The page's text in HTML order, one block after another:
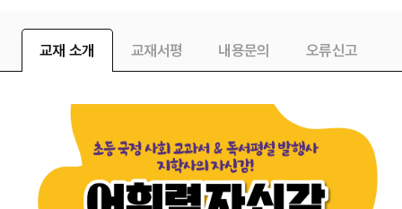
교재 소개 교재서평 내용문의 오류신고